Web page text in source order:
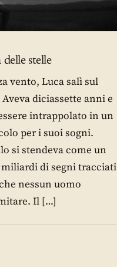
delle stelle
vento, Luca salì sul
diciassette anni e
intrappolato in un
per i suoi sogni.
si stendeva come un
di segni tracciati
nessun uomo
Il […]